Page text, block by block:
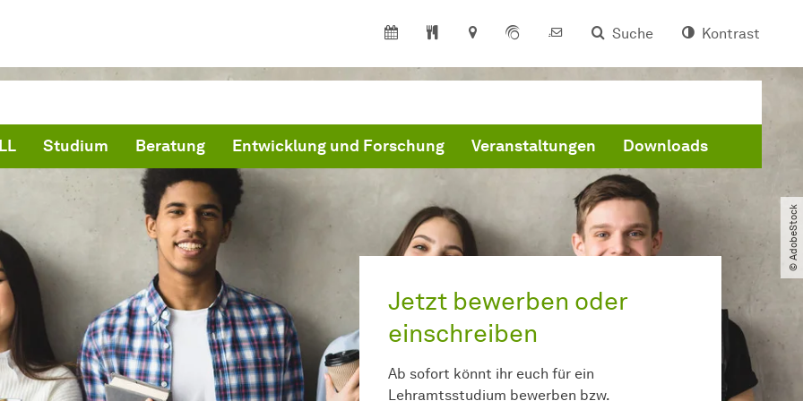
Suche Kontrast
Studium Beratung Entwicklung und Forschung Veranstaltungen Downloads
© AdobeStock
Jetzt bewerben oder
einschreiben
Ab sofort könnt ihr euch für ein
Lehramtsstudium bewerben bzw.